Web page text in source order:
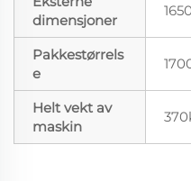
dimensjoner
Pakkestørrels
e
Helt vekt av
maskin